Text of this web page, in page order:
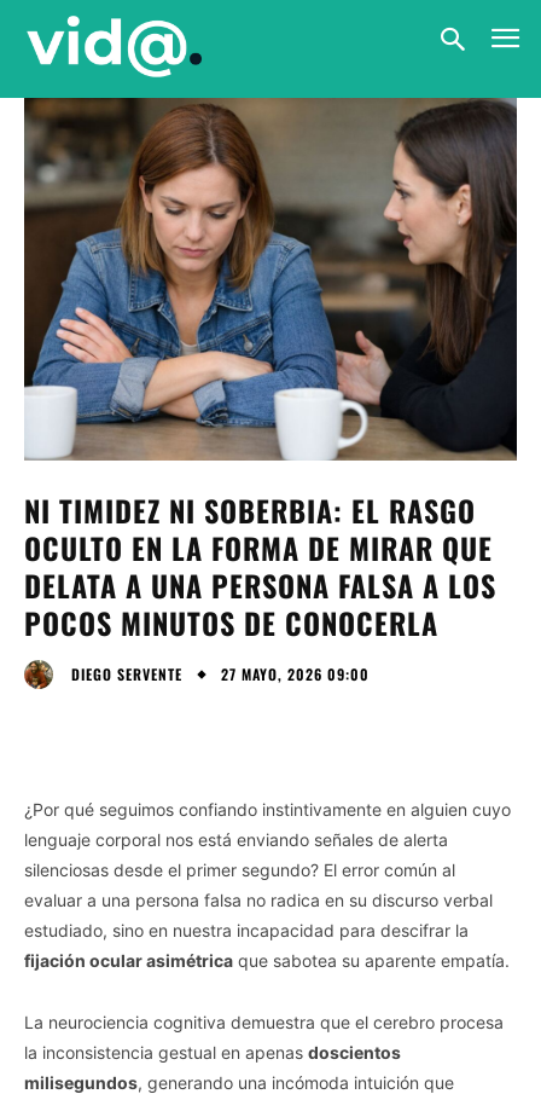
NI TIMIDEZ NI SOBERBIA: EL RASGO
OCULTO EN LA FORMA DE MIRAR QUE
DELATA A UNA PERSONA FALSA A LOS
POCOS MINUTOS DE CONOCERLA
DIEGO SERVENTE 27 MAYO, 2026 09:00
¿Por qué seguimos confiando instintivamente en alguien cuyo
lenguaje corporal nos está enviando señales de alerta
silenciosas desde el primer segundo? El error común al
evaluar a una persona falsa no radica en su discurso verbal
estudiado, sino en nuestra incapacidad para descifrar la
fijación ocular asimétrica que sabotea su aparente empatía.
La neurociencia cognitiva demuestra que el cerebro procesa
la inconsistencia gestual en apenas doscientos
milisegundos, generando una incómoda intuición que